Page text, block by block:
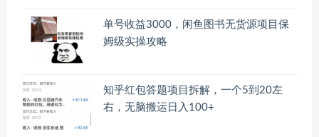
单号收益3000，闲鱼图书无货源项目保
姆级实操攻略
知乎红包答题项目拆解，一个5到20左
右，无脑搬运日入100+